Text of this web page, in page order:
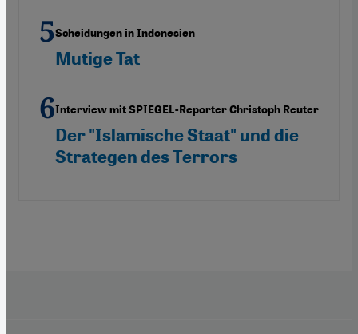
Scheidungen in Indonesien
Mutige Tat
Interview mit SPIEGEL-Reporter Christoph Reuter
Der "Islamische Staat" und die
Strategen des Terrors